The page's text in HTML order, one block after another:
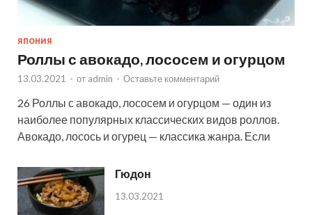
ЯПОНИЯ
Роллы с авокадо, лососем и огурцом
13.03.2021 - от admin - Оставьте комментарий
26 Роллы с авокадо, лососем и огурцом — один из
наиболее популярных классических видов роллов.
Авокадо, лосось и огурец — классика жанра. Если
Гюдон
13.03.2021